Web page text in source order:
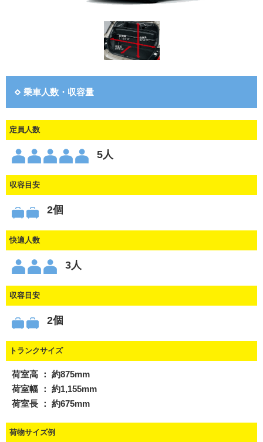
乗車人数・収容量
定員人数
5人
収容目安
2個
快適人数
3人
収容目安
2個
トランクサイズ
荷室高 ： 約875mm
荷室幅 ： 約1,155mm
荷室長 ： 約675mm
荷物サイズ例